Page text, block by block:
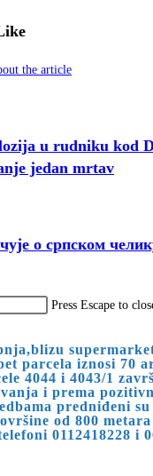
u rudniku kod
jedan mrtav
о српском
Press Escape to
parcela iznosi 70
4044 i 4043/1
i prema
predniđeni
od 800
0112418228 i